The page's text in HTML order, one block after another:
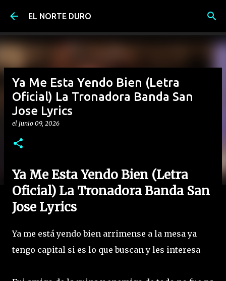
Ir al contenido principal
EL NORTE DURO
Ya Me Esta Yendo Bien (Letra
Oficial) La Tronadora Banda San
Jose Lyrics
el junio 09, 2026
Ya Me Esta Yendo Bien (Letra
Oficial) La Tronadora Banda San
Jose Lyrics
Ya me está yendo bien arrimense a la mesa ya
tengo capital si es lo que buscan y les interesa